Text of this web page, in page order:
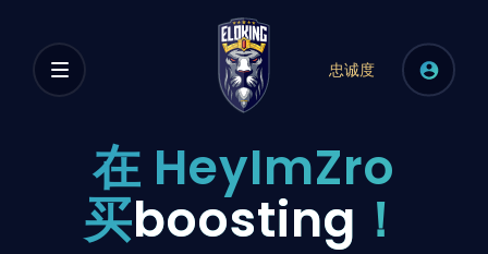
忠诚度
在 HeyImZro
买boosting ！